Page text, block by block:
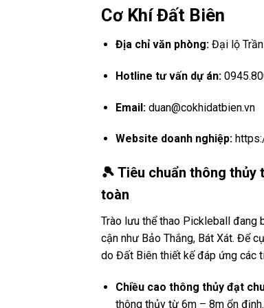
Cơ Khí Đất Biên
Địa chỉ văn phòng:Đại lộ Trần
Hotline tư vấn dự án:
Email:duan@cokhidatbien.vn
Website doanh nghiệp:
🎾 Tiêu chuẩn thông
toàn
Trào lưu thể thao Pickleball đang
cận như Bảo Thắng, Bát Xát. Để
do Đất Biên thiết kế đáp ứng các
Chiều cao thông thủy đạt
thông thủy từ 6m – 8m ổn